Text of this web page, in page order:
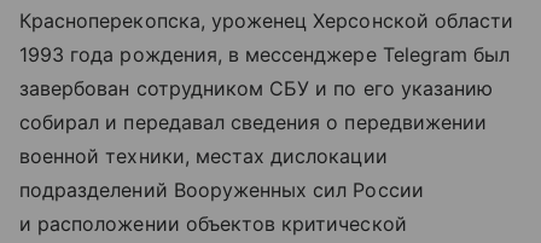
Красноперекопска, уроженец Херсонской области
1993 года рождения, в мессенджере Telegram был
завербован сотрудником СБУ и по его указанию
собирал и передавал сведения о передвижении
военной техники, местах дислокации
подразделений Вооруженных сил России
и расположении объектов критической